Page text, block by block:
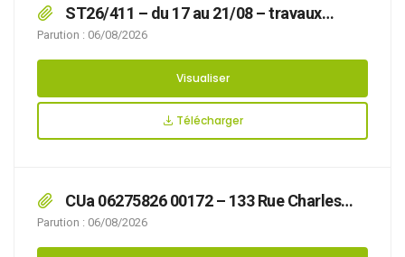
ST26/411 – du 17 au 21/08 – travaux
VEOLIA rue Colonne – route barrée entre rue
Wicardenne et rue Pasteur + déviation
Parution : 06/08/2026
Visualiser
Télécharger
CUa 06275826 00172 – 133 Rue Charles
Gide
Parution : 06/08/2026